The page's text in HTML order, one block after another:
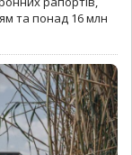
та понад 16 млн